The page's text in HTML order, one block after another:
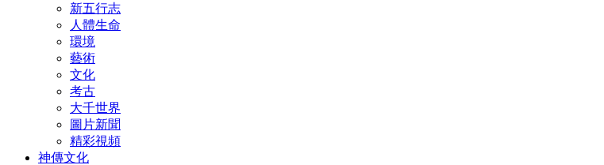
新五行志
人體生命
環境
藝術
文化
考古
大千世界
圖片新聞
精彩視頻
神傳文化